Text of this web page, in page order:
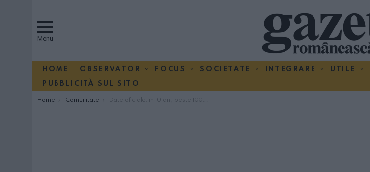
Menu
HOME OBSERVATOR FOCUS SOCIETATE INTEGRARE UTILE
PUBBLICITÀ SUL SITO
You are here:
Home Comunitate Date oficiale: în 10 ani, peste 100.000 de români au obținut cetățenia italiană